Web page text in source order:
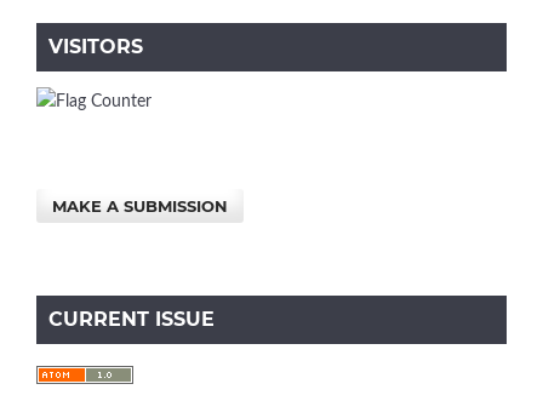
VISITORS
MAKE A SUBMISSION
CURRENT ISSUE